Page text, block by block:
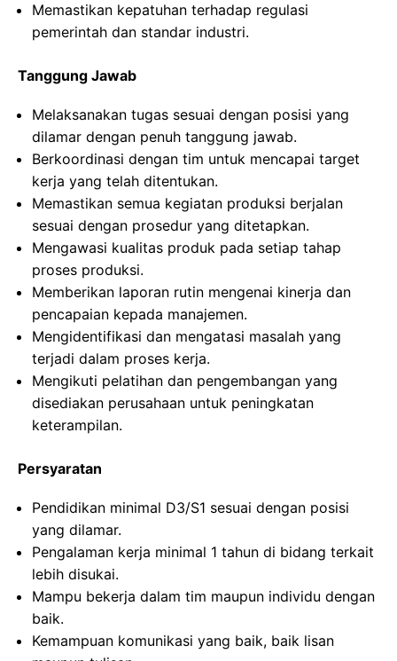
Memastikan kepatuhan terhadap regulasi
pemerintah dan standar industri.
Tanggung Jawab
Melaksanakan tugas sesuai dengan posisi yang
dilamar dengan penuh tanggung jawab.
Berkoordinasi dengan tim untuk mencapai target
kerja yang telah ditentukan.
Memastikan semua kegiatan produksi berjalan
sesuai dengan prosedur yang ditetapkan.
Mengawasi kualitas produk pada setiap tahap
proses produksi.
Memberikan laporan rutin mengenai kinerja dan
pencapaian kepada manajemen.
Mengidentifikasi dan mengatasi masalah yang
terjadi dalam proses kerja.
Mengikuti pelatihan dan pengembangan yang
disediakan perusahaan untuk peningkatan
keterampilan.
Persyaratan
Pendidikan minimal D3/S1 sesuai dengan posisi
yang dilamar.
Pengalaman kerja minimal 1 tahun di bidang terkait
lebih disukai.
Mampu bekerja dalam tim maupun individu dengan
baik.
Kemampuan komunikasi yang baik, baik lisan